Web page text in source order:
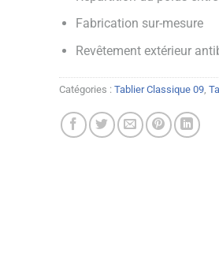
Fabrication sur-mesure
Revêtement extérieur
Catégories : Tablier Classique 09